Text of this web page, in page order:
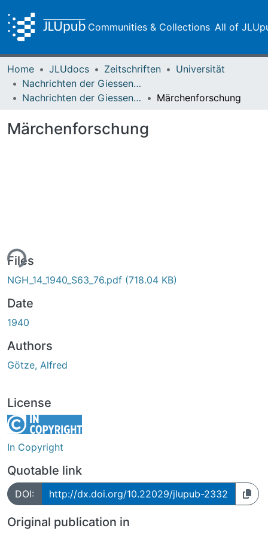
Communities & Collections All of
Home JLUdocs Zeitschriften
Universität
Nachrichten der Giessener Hochschulgesellschaft
Nachrichten der Giessener Hochschulgesellschaft Vol. 14 (1940)
Märchenforschung
Märchenforschung
Files
NGH_14_1940_S63_76.pdf (718.04 KB)
Date
1940
Authors
Götze, Alfred
License
In Copyright
Quotable link
DOI: http://dx.doi.org/10.22029/jlupub-2332
Original publication in